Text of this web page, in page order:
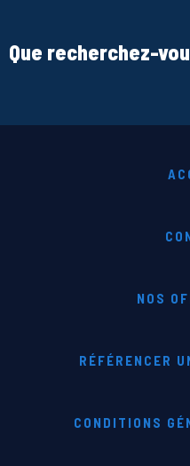
NOS
RÉFÉRENCER
CONDITIONS